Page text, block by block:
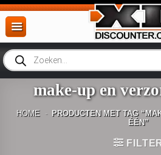
Ga
naar
inhoud
Producten
zoeken
make-up en
HOME - PRODUCTEN MET TAG
ÉÉN”